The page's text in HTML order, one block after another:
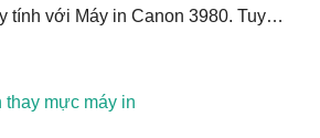
tính với Máy in Canon 3980. Tuy…
thay mực máy in